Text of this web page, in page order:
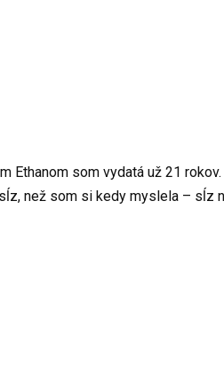
Ethanom som vydatá už 21
než som si kedy myslela – sĺz